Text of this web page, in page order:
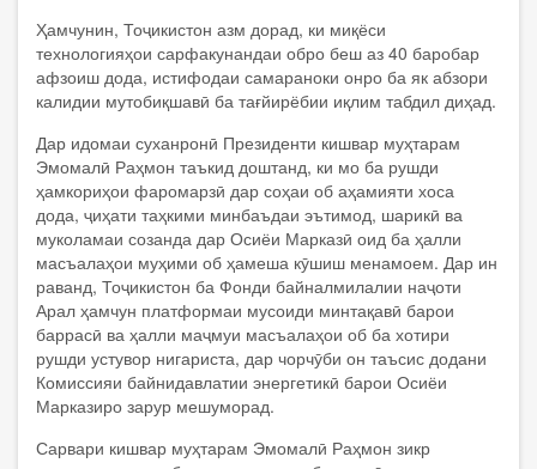
Ҳамчунин, Тоҷикистон азм дорад, ки миқёси
технологияҳои сарфакунандаи обро беш аз 40 баробар
афзоиш дода, истифодаи самараноки онро ба як абзори
калидии мутобиқшавӣ ба тағйирёбии иқлим табдил диҳад.
Дар идомаи суханронӣ Президенти кишвар муҳтарам
Эмомалӣ Раҳмон таъкид доштанд, ки мо ба рушди
ҳамкориҳои фаромарзӣ дар соҳаи об аҳамияти хоса
дода, ҷиҳати таҳкими минбаъдаи эътимод, шарикӣ ва
муколамаи созанда дар Осиёи Марказӣ оид ба ҳалли
масъалаҳои муҳими об ҳамеша кӯшиш менамоем. Дар ин
раванд, Тоҷикистон ба Фонди байналмилалии наҷоти
Арал ҳамчун платформаи мусоиди минтақавӣ барои
баррасӣ ва ҳалли маҷмуи масъалаҳои об ба хотири
рушди устувор нигариста, дар чорчӯби он таъсис додани
Комиссияи байнидавлатии энергетикӣ барои Осиёи
Марказиро зарур мешуморад.
Сарвари кишвар муҳтарам Эмомалӣ Раҳмон зикр